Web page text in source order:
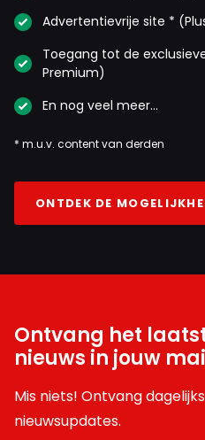
Advertentievrije site *
Toegang tot de
Premium)
En nog veel meer…
* m.u.v. content van derden
ONTDEK DE
Ontvang het
nieuws in jouw
Mis niets! Ontvang
nieuwsupdates.